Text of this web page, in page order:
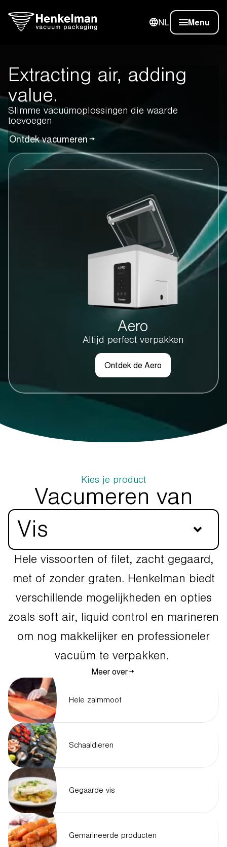
NL Menu
Extracting air, adding
value.
Slimme vacuümoplossingen die waarde
toevoegen
Ontdek vacumeren
Aero
Altijd perfect verpakken
Ontdek de Aero
Kies je product
Vacumeren van
Vis
Hele vissoorten of filet, zacht gegaard,
met of zonder graten. Henkelman biedt
verschillende mogelijkheden en opties
zoals soft air, liquid control en marineren
om nog makkelijker en professioneler
vacuüm te verpakken.
Meer over
Hele zalmmoot
Schaaldieren
Gegaarde vis
Gemarineerde producten